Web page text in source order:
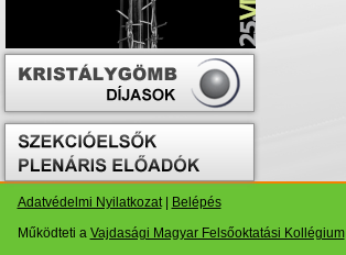
Adatvédelmi Nyilatkozat|
Belépés
Működteti a Vajdasági Magyar Felsőoktatási Kollégium